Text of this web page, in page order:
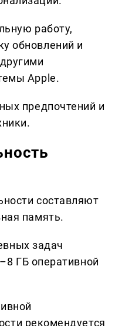
работу,
обновлений и
Apple.
предпочтений и
составляют
память.
задач
ГБ оперативной
рекомендуется